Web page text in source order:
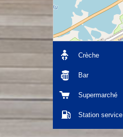
Crèche
Bar
Supermarché
Station service